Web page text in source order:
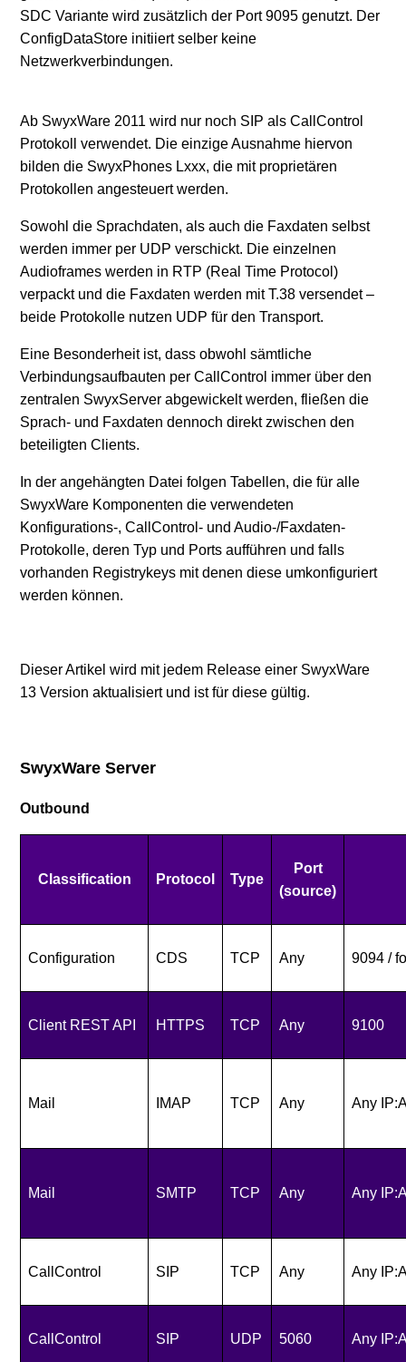
SDC Variante wird zusätzlich der Port 9095 genutzt. Der
ConfigDataStore initiiert selber keine
Netzwerkverbindungen.
Ab SwyxWare 2011 wird nur noch SIP als CallControl
Protokoll verwendet. Die einzige Ausnahme hiervon
bilden die SwyxPhones Lxxx, die mit proprietären
Protokollen angesteuert werden.
Sowohl die Sprachdaten, als auch die Faxdaten selbst
werden immer per UDP verschickt. Die einzelnen
Audioframes werden in RTP (Real Time Protocol)
verpackt und die Faxdaten werden mit T.38 versendet –
beide Protokolle nutzen UDP für den Transport.
Eine Besonderheit ist, dass obwohl sämtliche
Verbindungsaufbauten per CallControl immer über den
zentralen SwyxServer abgewickelt werden, fließen die
Sprach- und Faxdaten dennoch direkt zwischen den
beteiligten Clients.
In der angehängten Datei folgen Tabellen, die für alle
SwyxWare Komponenten die verwendeten
Konfigurations-, CallControl- und Audio-/Faxdaten-
Protokolle, deren Typ und Ports aufführen und falls
vorhanden Registrykeys mit denen diese umkonfiguriert
werden können.
Dieser Artikel wird mit jedem Release einer SwyxWare
13 Version aktualisiert und ist für diese gültig.
SwyxWare Server
Outbound
Classification Protocol Type
Port
(source)
Configuration CDS TCP Any 9094 /
Client REST API HTTPS TCP Any 9100
Mail IMAP TCP Any Any
Mail SMTP TCP Any Any
CallControl SIP TCP Any Any
CallControl SIP UDP 5060 Any